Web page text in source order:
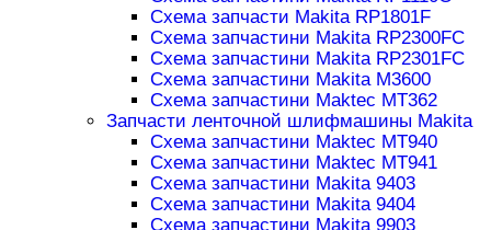
Схема запчасти Makita RP1801F
Схема запчастини Makita RP2300FC
Схема запчастини Makita RP2301FC
Схема запчастини Makita M3600
Схема запчастини Maktec MT362
Запчасти ленточной шлифмашины Makita
Схема запчастини Maktec MT940
Схема запчастини Maktec MT941
Схема запчастини Makita 9403
Схема запчастини Makita 9404
Схема запчастини Makita 9903